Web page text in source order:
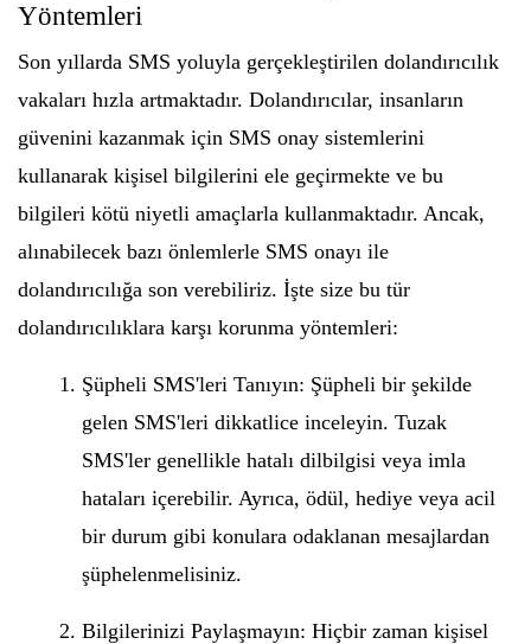
Yöntemleri
Son yıllarda SMS yoluyla gerçekleştirilen dolandırıcılık
vakaları hızla artmaktadır. Dolandırıcılar, insanların
güvenini kazanmak için SMS onay sistemlerini
kullanarak kişisel bilgilerini ele geçirmekte ve bu
bilgileri kötü niyetli amaçlarla kullanmaktadır. Ancak,
alınabilecek bazı önlemlerle SMS onayı ile
dolandırıcılığa son verebiliriz. İşte size bu tür
dolandırıcılıklara karşı korunma yöntemleri:
Şüpheli SMS'leri Tanıyın: Şüpheli bir şekilde
gelen SMS'leri dikkatlice inceleyin. Tuzak
SMS'ler genellikle hatalı dilbilgisi veya imla
hataları içerebilir. Ayrıca, ödül, hediye veya acil
bir durum gibi konulara odaklanan mesajlardan
şüphelenmelisiniz.
Bilgilerinizi Paylaşmayın: Hiçbir zaman kişisel